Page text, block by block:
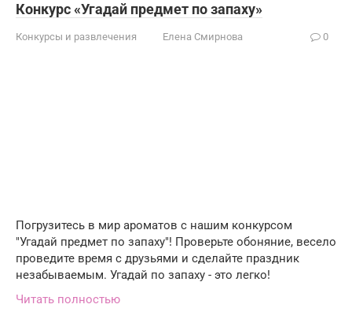
Конкурс «Угадай предмет по запаху»
Конкурсы и развлечения Елена Смирнова 0
Погрузитесь в мир ароматов с нашим конкурсом
"Угадай предмет по запаху"! Проверьте обоняние, весело
проведите время с друзьями и сделайте праздник
незабываемым. Угадай по запаху - это легко!
Читать полностью